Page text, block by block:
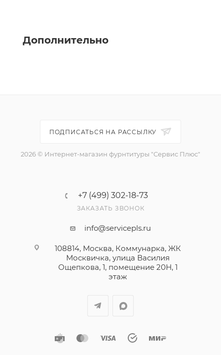
Дополнительно
ПОДПИСАТЬСЯ НА РАССЫЛКУ
2026 © Интернет-магазин фурнтитуры "Сервис Плюс"
+7 (499) 302-18-73
ЗАКАЗАТЬ ЗВОНОК
info@servicepls.ru
108814, Москва, Коммунарка, ЖК
Москвичка, улица Василия
Ощепкова, 1​, помещение 20Н, 1
этаж